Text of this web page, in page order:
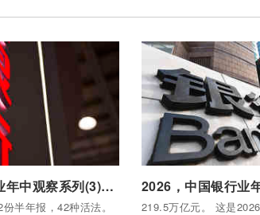
2026，中国银行业年中观察系列(3)：42家A股银行的中报画像
半年报，42种活法。
219.5万亿元。 这是